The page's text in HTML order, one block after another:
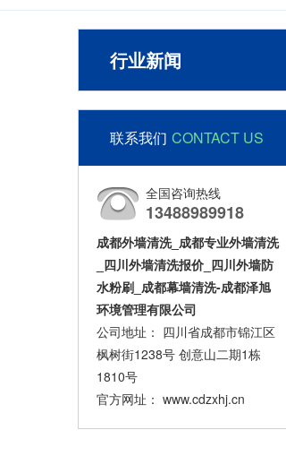
行业新闻
联系我们 CONTACT US
全国咨询热线
13488989918
成都外墙清洗_成都专业外墙清洗
_四川外墙清洗报价_四川外墙防
水粉刷_成都幕墙清洗-成都泽旭
环境管理有限公司
公司地址： 四川省成都市锦江区
枫树街1238号 创意山二期1栋
1810号
官方网址： www.cdzxhj.cn